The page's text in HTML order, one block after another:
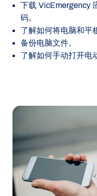
下载 VicEmergency
码。
了解如何将电脑和平
备份电脑文件。
了解如何手动打开电